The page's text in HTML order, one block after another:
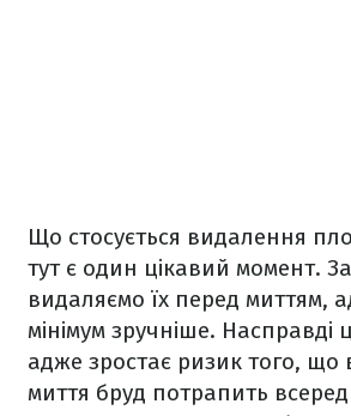
Що стосується видалення
тут є один цікавий момент.
видаляємо їх перед миттям,
мінімум зручніше. Насправді
адже зростає ризик того, що
миття бруд потрапить